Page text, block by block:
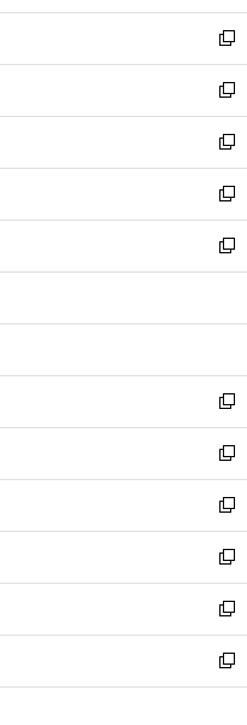
開
く
ウ
で
開
く
ン
ド
ウ
で
開
く
ウ
ィ
ン
ド
ウ
で
開
く
新
し
い
ウ
ィ
ン
ド
ウ
で
開
新
し
い
ウ
ィ
ン
ド
ウ
開
新
し
い
ウ
ィ
ン
ウ
開
く
新
し
い
ウ
ン
ウ
で
開
く
新
し
ウ
ン
ド
ウ
で
開
く
新
し
い
ウ
ィ
ン
ド
ウ
で
開
く
新
し
い
ウ
ィ
ン
ド
ウ
で
開
新
し
い
ウ
ィ
ン
ド
ウ
新
し
い
ウ
ィ
ン
新
し
い
ウ
新
し